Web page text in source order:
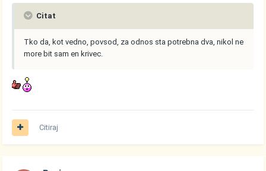
Citat
Tko da, kot vedno, povsod, za odnos sta potrebna dva, nikol ne
more bit sam en krivec.
Citiraj